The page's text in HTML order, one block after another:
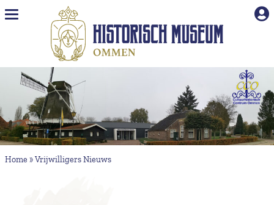
Naar hoofdinhoud
Home »Vrijwilligers Nieuws